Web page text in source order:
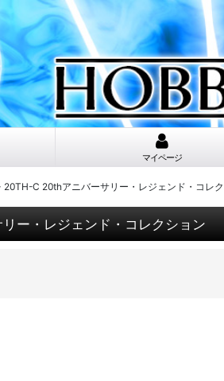
マイページ
20TH-C 20thアニバーサリー・レジェンド・コレ
ー・レジェンド・コレクション